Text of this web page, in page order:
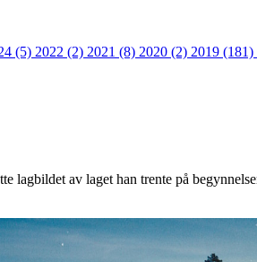
(5) 2022 (2) 2021 (8) 2020 (2) 2019 (181)
lagbildet av laget han trente på